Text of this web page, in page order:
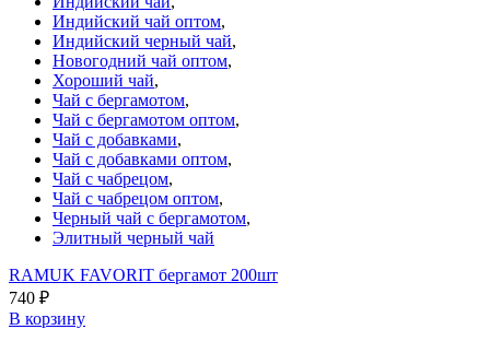
Индийский чай оптом,
Индийский черный чай,
Новогодний чай оптом,
Хороший чай,
Чай с бергамотом,
Чай с бергамотом оптом,
Чай с добавками,
Чай с добавками оптом,
Чай с чабрецом,
Чай с чабрецом оптом,
Черный чай с бергамотом,
Элитный черный чай
RAMUK FAVORIT бергамот 200шт
740 ₽
В корзину